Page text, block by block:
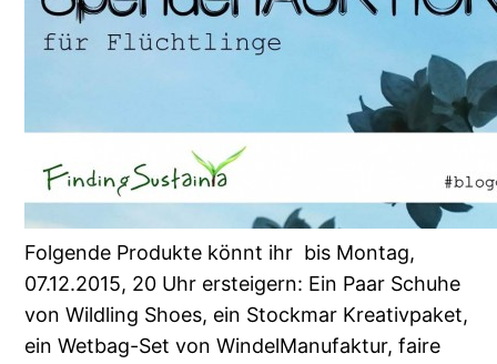
Folgende Produkte könnt ihr bis Montag,
07.12.2015, 20 Uhr ersteigern: Ein Paar Schuhe
von Wildling Shoes, ein Stockmar Kreativpaket,
ein Wetbag-Set von WindelManufaktur, faire